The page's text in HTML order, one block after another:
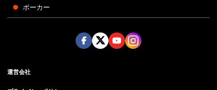
ポーカー
運営会社